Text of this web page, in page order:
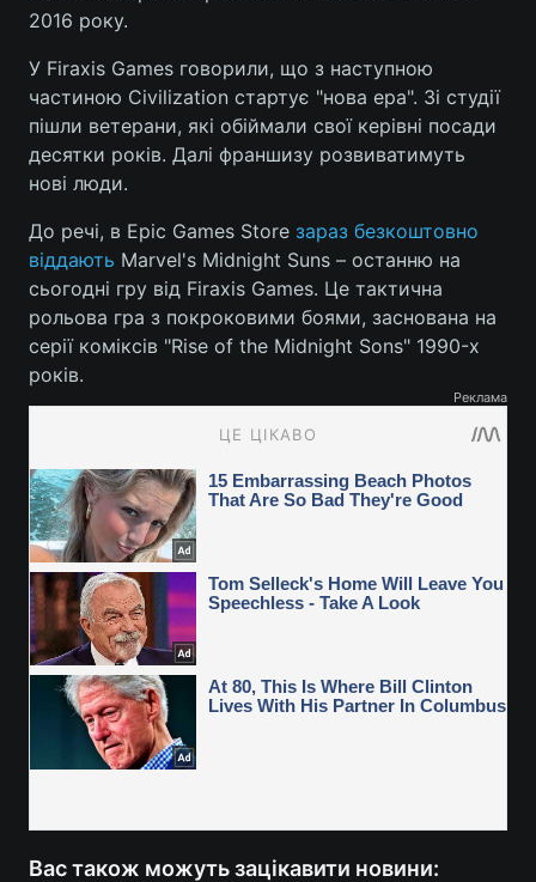
2016 року.
У Firaxis Games говорили, що з наступною
частиною Civilization стартує "нова ера". Зі студії
пішли ветерани, які обіймали свої керівні посади
десятки років. Далі франшизу розвиватимуть
нові люди.
До речі, в Epic Games Store зараз безкоштовно
віддають Marvel's Midnight Suns – останню на
сьогодні гру від Firaxis Games. Це тактична
рольова гра з покроковими боями, заснована на
серії коміксів "Rise of the Midnight Sons" 1990-х
років.
Реклама
Вас також можуть зацікавити новини: